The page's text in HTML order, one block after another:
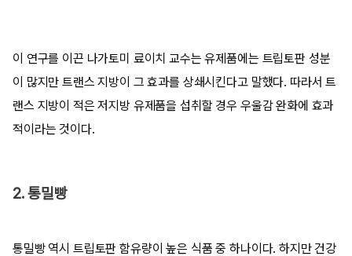
이 연구를 이끈 나가토미 료이치 교수는 유제품에는 트립토판 성분
이 많지만 트랜스 지방이 그 효과를 상쇄시킨다고 말했다. 따라서 트
랜스 지방이 적은 저지방 유제품을 섭취할 경우 우울감 완화에 효과
적이라는 것이다.
2. 통밀빵
통밀빵 역시 트립토판 함유량이 높은 식품 중 하나이다. 하지만 건강